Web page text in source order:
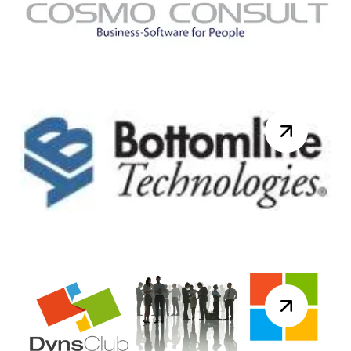
2015 pour la réunion du DynsClub
NAV. Au programme de la journée :
10h00 – Accue...Lire la suite
Knk Ingénierie France
rejoint le groupe COSMO
CONSULT.
Berlin/Paris, 17 juin 2015, Le groupe
COSMO CONSULT, partenaire ERP
Webinar Bottomline
Technologies dédié au
traitement des factures